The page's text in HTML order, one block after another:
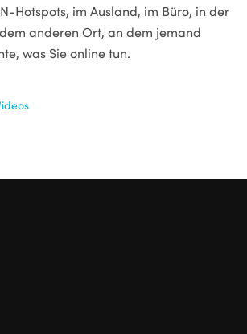
Hotspots, im Ausland, im Büro, in der
anderen Ort, an dem jemand
was Sie online tun.